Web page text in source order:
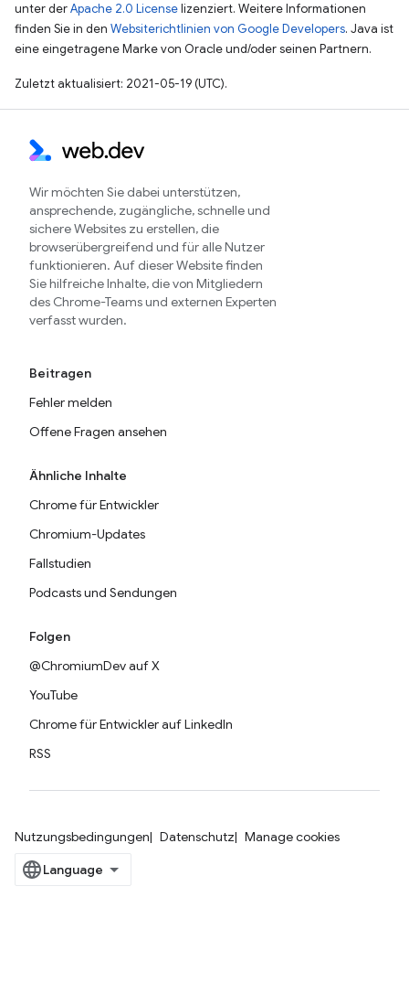
unter derApache 2.0 Licenselizenziert. Weitere Informationen
finden Sie in den Websiterichtlinien von Google Developers. Java ist
eine eingetragene Marke von Oracle und/oder seinen Partnern.
Zuletzt aktualisiert: 2021-05-19 (UTC).
Wir möchten Sie dabei unterstützen,
ansprechende, zugängliche, schnelle und
sichere Websites zu erstellen, die
browserübergreifend und für alle Nutzer
funktionieren. Auf dieser Website finden
Sie hilfreiche Inhalte, die von Mitgliedern
des Chrome-Teams und externen Experten
verfasst wurden.
Beitragen
Fehler melden
Offene Fragen ansehen
Ähnliche Inhalte
Chrome für Entwickler
Chromium-Updates
Fallstudien
Podcasts und Sendungen
Folgen
@ChromiumDev auf X
YouTube
Chrome für Entwickler auf LinkedIn
RSS
Nutzungsbedingungen Datenschutz Manage cookies